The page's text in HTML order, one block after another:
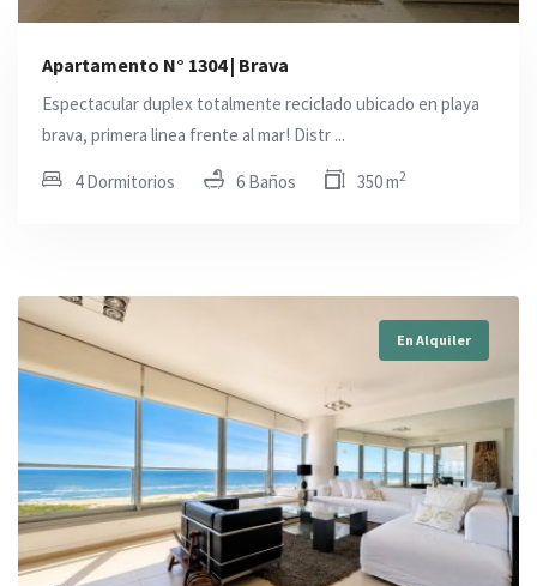
Apartamento N° 1304 | Brava
Espectacular duplex totalmente reciclado ubicado en playa
brava, primera linea frente al mar! Distr ...
4 Dormitorios 6 Baños 350 m2
En Alquiler